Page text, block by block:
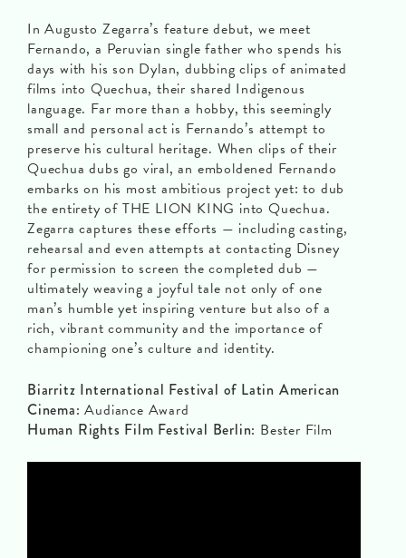
In Augusto Zegarra’s feature debut, we meet
Fernando, a Peruvian single father who spends his
days with his son Dylan, dubbing clips of animated
films into Quechua, their shared Indigenous
language. Far more than a hobby, this seemingly
small and personal act is Fernando’s attempt to
preserve his cultural heritage. When clips of their
Quechua dubs go viral, an emboldened Fernando
embarks on his most ambitious project yet: to dub
the entirety of THE LION KING into Quechua.
Zegarra captures these efforts — including casting,
rehearsal and even attempts at contacting Disney
for permission to screen the completed dub —
ultimately weaving a joyful tale not only of one
man’s humble yet inspiring venture but also of a
rich, vibrant community and the importance of
championing one’s culture and identity.
Biarritz International Festival of Latin American
Cinema: Audiance Award
Human Rights Film Festival Berlin: Bester Film